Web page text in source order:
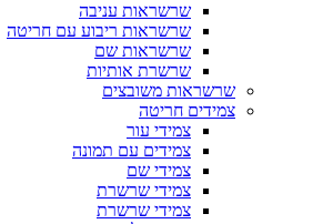
שרשראות עניבה
שרשראות ריבוע עם חריטה
שרשראות שם
שרשרת אותיות
שרשראות משובצים
צמידים חריטה
צמידי עור
צמידים עם תמונה
צמידי שם
צמידי שרשרת
צמידי שרשרת